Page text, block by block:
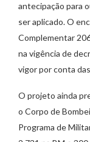
antecipação para
ser aplicado. O
Complementar
na vigência de
vigor por conta
O projeto ainda
o Corpo de
Programa de